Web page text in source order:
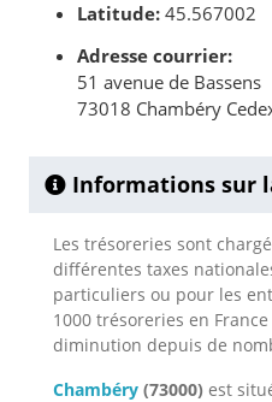
Latitude: 45.567002
Adresse courrier:
51 avenue de Bassens
73018 Chambéry
Informations sur
Les trésoreries sont
différentes taxes
particuliers ou pour les
1000 trésoreries en
diminution depuis de
Chambéry (73000) est